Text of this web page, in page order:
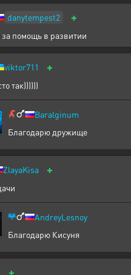
danytempest2 +
за помощь в развитии
viktor711 +
так))))))
Baralginum
Благодарю дружище
ZlayaKisa +
AndreyLesnoy
Благодарю Кисуня
+